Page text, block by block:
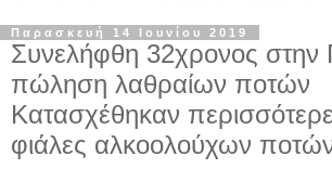
Παρασκευή 14 Ιουνίου 2019
Συνελήφθη 32χρονος στην
πώληση λαθραίων ποτών
Κατασχέθηκαν
φιάλες αλκοολούχων